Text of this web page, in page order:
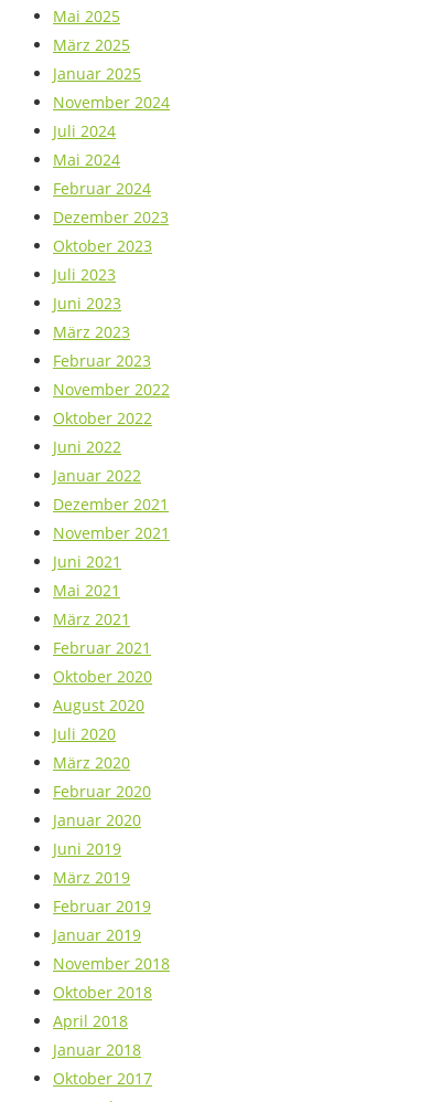
Mai 2025
März 2025
Januar 2025
November 2024
Juli 2024
Mai 2024
Februar 2024
Dezember 2023
Oktober 2023
Juli 2023
Juni 2023
März 2023
Februar 2023
November 2022
Oktober 2022
Juni 2022
Januar 2022
Dezember 2021
November 2021
Juni 2021
Mai 2021
März 2021
Februar 2021
Oktober 2020
August 2020
Juli 2020
März 2020
Februar 2020
Januar 2020
Juni 2019
März 2019
Februar 2019
Januar 2019
November 2018
Oktober 2018
April 2018
Januar 2018
Oktober 2017